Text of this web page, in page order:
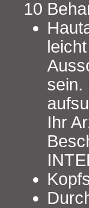
10
sein.
Ihr